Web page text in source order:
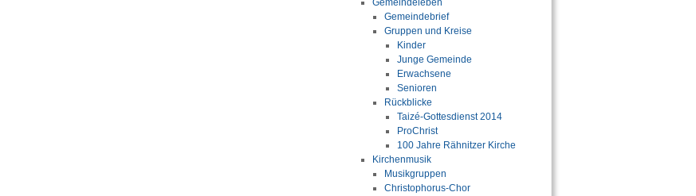
Gemeindeleben
Gemeindebrief
Gruppen und Kreise
Kinder
Junge Gemeinde
Erwachsene
Senioren
Rückblicke
Taizé-Gottesdienst 2014
ProChrist
100 Jahre Rähnitzer Kirche
Kirchenmusik
Musikgruppen
Christophorus-Chor